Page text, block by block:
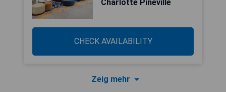
Charlotte Pineville
CHECK AVAILABILITY
Zeig mehr